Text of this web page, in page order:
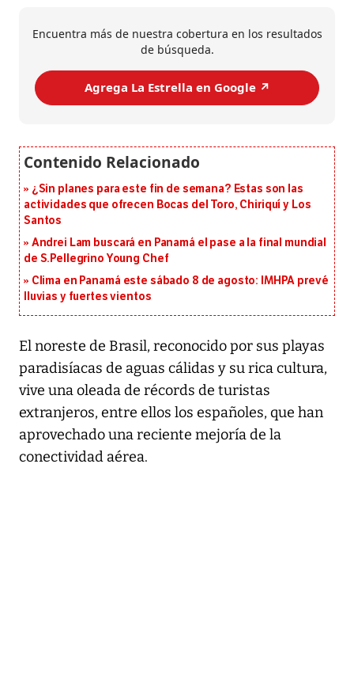
Encuentra más de nuestra cobertura en los resultados
de búsqueda.
Agrega La Estrella en Google ↗️
¿Sin planes para este fin de semana? Estas son las
actividades que ofrecen Bocas del Toro, Chiriquí y Los
Santos
Andrei Lam buscará en Panamá el pase a la final mundial
de S.Pellegrino Young Chef
Clima en Panamá este sábado 8 de agosto: IMHPA prevé
lluvias y fuertes vientos
El noreste de Brasil, reconocido por sus playas
paradisíacas de aguas cálidas y su rica cultura,
vive una oleada de récords de turistas
extranjeros, entre ellos los españoles, que han
aprovechado una reciente mejoría de la
conectividad aérea.